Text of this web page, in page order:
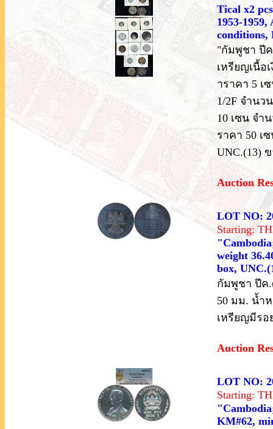
Tical x2
1953-
conditions,
"กัมพูชา ปีค
เหรียญเนื้อ
าราคา 5 เ
1/2F จำนว
10 เซน จำ
ราคา 50 เ
UNC.(13)
Auction
LOT NO:
Starting:
weight
box,
กัมพูชา ปีค.
50 มม. น้ำ
เหรียญมีรอ
Auction
LOT NO:
Starting:
KM#62,